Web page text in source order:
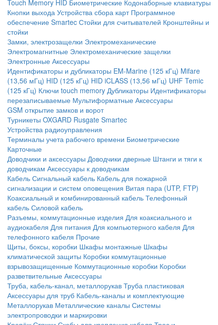
Touch Memory HID Биометрические Кодонаборные клавиатуры
Кнопки выхода Устройства сбора карт Программное
обеспечение Smartec Стойки для считывателей Кронштейны и
стойки
Замки, электрозащелки Электромеханические
Электромагнитные Электромеханические защелки
Электронные Аксессуары
Идентификаторы и дубликаторы EM-Marine (125 кГц) Mifare
(13,56 мГц) HID (125 кГц) HID iCLASS (13,56 мГц) UHF Temic
(125 кГц) Ключи touch memory Дубликаторы Идентификаторы
перезаписываемые Мультиформатные Аксессуары
GSM открытие замков и ворот
Турникеты OXGARD Rusgate Smartec
Устройства радиоуправления
Терминалы учета рабочего времени Биометрические
Карточные
Доводчики и аксессуары Доводчики дверные Штанги и тяги к
доводчикам Аксессуары к доводчикам
Кабель Сигнальный кабель Кабель для пожарной
сигнализации и систем оповещения Витая пара (UTP, FTP)
Коаксиальный и комбинированный кабель Телефонный
кабель Силовой кабель
Разъемы, коммутационные изделия Для коаксиального и
аудиокабеля Для питания Для компьютерного кабеля Для
телефонного кабеля Прочие
Щиты, боксы, коробки Шкафы монтажные Шкафы
климатической защиты Коробки коммутационные
взрывозащищенные Коммутационные коробки Коробки
разветвительные Аксессуары
Труба, кабель-канал, металлорукав Труба пластиковая
Аксессуары для труб Кабель-каналы и комплектующие
Металлорукав Металлические каналы Системы
электропроводки и маркировки